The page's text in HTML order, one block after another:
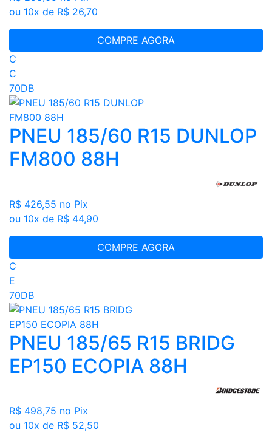
ou 10x de R$ 26,70
COMPRE AGORA
C
C
70DB
PNEU 185/60 R15 DUNLOP
FM800 88H
R$ 426,55 no Pix
ou 10x de R$ 44,90
COMPRE AGORA
C
E
70DB
PNEU 185/65 R15 BRIDG
EP150 ECOPIA 88H
R$ 498,75 no Pix
ou 10x de R$ 52,50